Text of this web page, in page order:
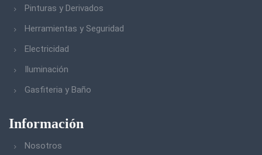
Pinturas y Derivados
Herramientas y Seguridad
Electricidad
Iluminación
Gasfiteria y Baño
Información
Nosotros